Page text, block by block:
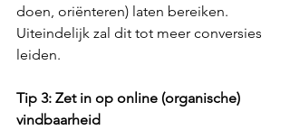
doen, oriënteren) laten bereiken.
Uiteindelijk zal dit tot meer conversies
leiden.
Tip 3: Zet in op online (organische)
vindbaarheid